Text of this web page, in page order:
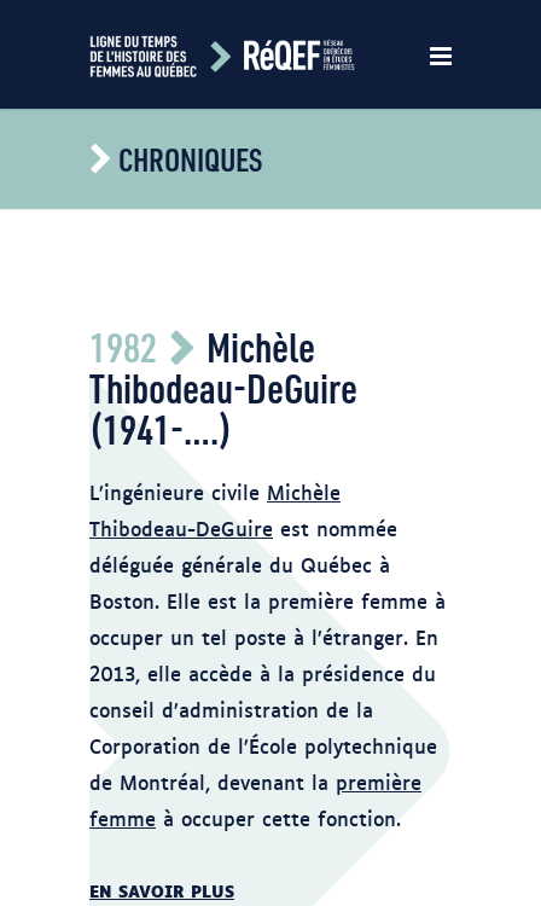
CHRONIQUES
1982 Michèle
Thibodeau-DeGuire
(1941-….)
L’ingénieure civile Michèle
Thibodeau-DeGuire est nommée
déléguée générale du Québec à
Boston. Elle est la première femme à
occuper un tel poste à l’étranger. En
2013, elle accède à la présidence du
conseil d’administration de la
Corporation de l’École polytechnique
de Montréal, devenant la première
femme à occuper cette fonction.
EN SAVOIR PLUS